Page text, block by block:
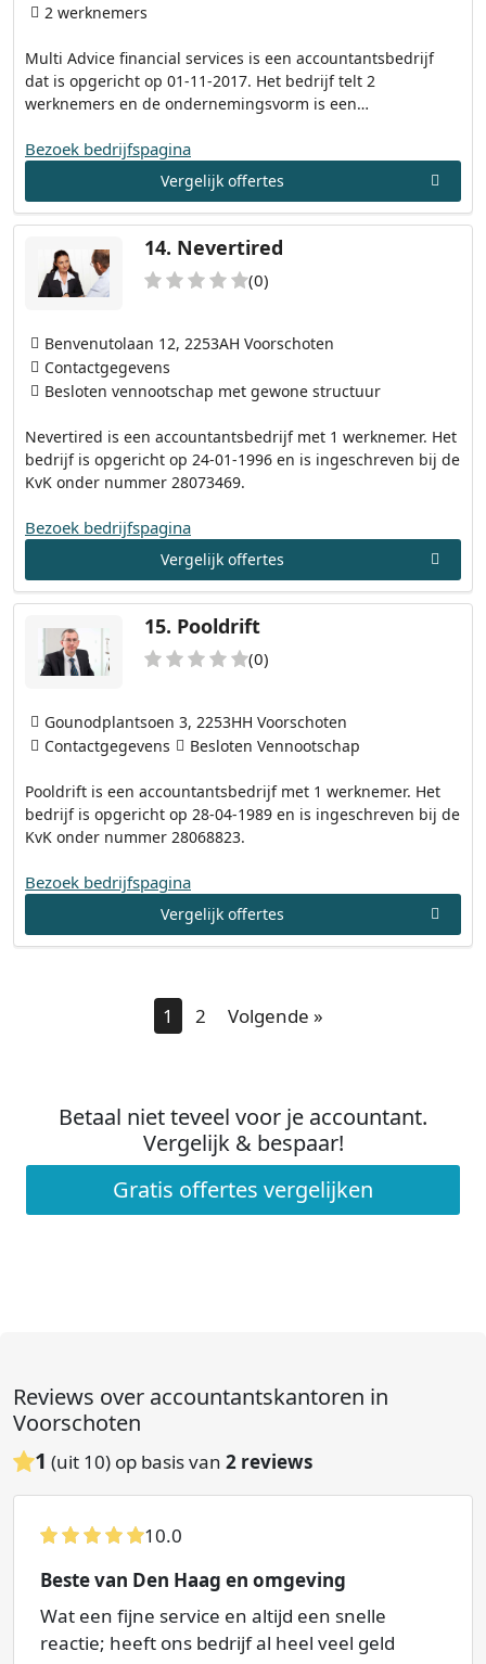
Multi Advice financial services is een accountantsbedrijf
dat is opgericht op 01-11-2017. Het bedrijf telt 2
werknemers en de ondernemingsvorm is een…
2 werknemers
Bezoek bedrijfspagina
Vergelijk offertes
14. Nevertired
(0)
Nevertired is een accountantsbedrijf met 1 werknemer. Het
bedrijf is opgericht op 24-01-1996 en is ingeschreven bij de
KvK onder nummer 28073469.
Benvenutolaan 12, 2253AH Voorschoten
Contactgegevens
Besloten vennootschap met gewone structuur
Bezoek bedrijfspagina
Vergelijk offertes
15. Pooldrift
(0)
Pooldrift is een accountantsbedrijf met 1 werknemer. Het
bedrijf is opgericht op 28-04-1989 en is ingeschreven bij de
KvK onder nummer 28068823.
Gounodplantsoen 3, 2253HH Voorschoten
Contactgegevens
Besloten Vennootschap
Bezoek bedrijfspagina
Vergelijk offertes
1 2 Volgende »
Betaal niet teveel voor je accountant.
Vergelijk & bespaar!
Gratis offertes vergelijken
Reviews over accountantskantoren in
Voorschoten
1 (uit 10) op basis van 2 reviews
10.0
Beste van Den Haag en omgeving
Wat een fijne service en altijd een snelle
reactie; heeft ons bedrijf al heel veel geld